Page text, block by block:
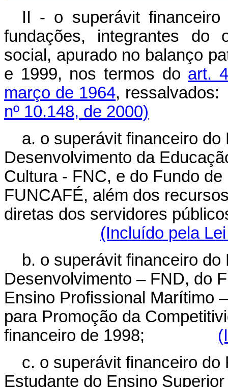
II - o superávit
fundações, integrantes do
social, apurado no balanço
e 1999, nos termos do art.
março de 1964, ressalvados:
nº 10.148, de 2000)
a. o superávit financeiro do
Desenvolvimento da
Cultura - FNC, e do Fundo
FUNCAFÉ, além dos
diretas dos servidores
(Incluído pela
b. o superávit financeiro do
Desenvolvimento – FND, do
Ensino Profissional Marítimo
para Promoção da
financeiro de 1998;
c. o superávit financeiro do
Estudante do Ensino